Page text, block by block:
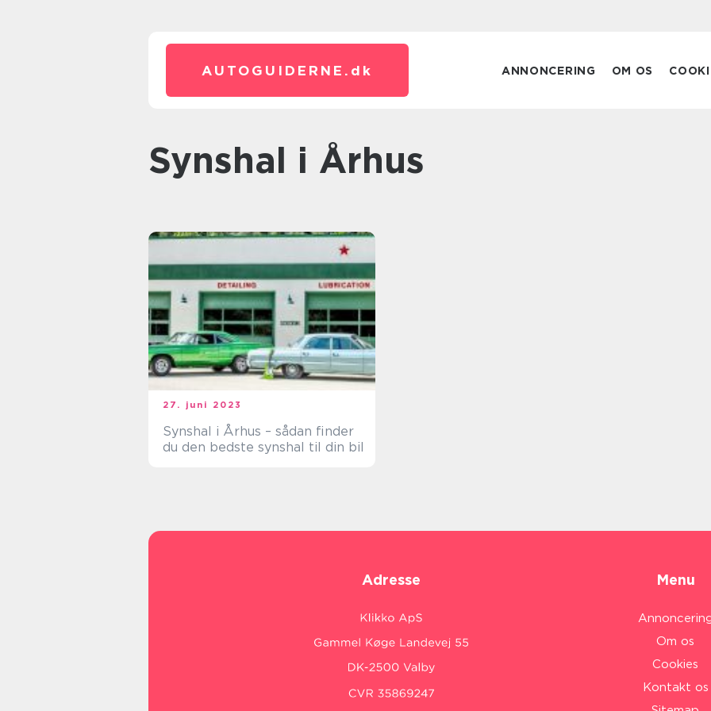
AUTOGUIDERNE. dk ANNONCERING OM OS
synshal i Århus
27. juni 2023
Synshal i Århus – sådan finder
du den bedste synshal til din bil
Adresse Menu
Om os
Cookies
Kontakt os